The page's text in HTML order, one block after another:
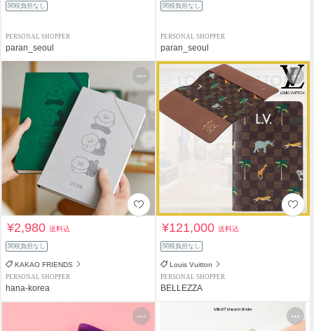
関税負担なし
PERSONAL SHOPPER
paran_seoul
関税負担なし
PERSONAL SHOPPER
paran_seoul
¥2,980送料込
関税負担なし
KAKAO FRIENDS
PERSONAL SHOPPER
hana-korea
¥121,000送料込
関税負担なし
Louis Vuitton
PERSONAL SHOPPER
BELLEZZA